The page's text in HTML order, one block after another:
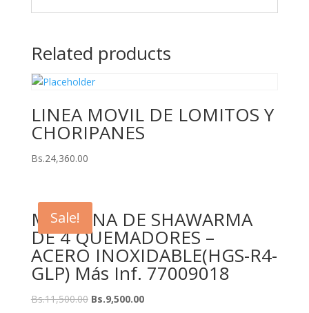
Related products
LINEA MOVIL DE LOMITOS Y
CHORIPANES
Bs.24,360.00
Sale!
MAQUINA DE SHAWARMA
DE 4 QUEMADORES –
ACERO INOXIDABLE(HGS-R4-
GLP) Más Inf. 77009018
Bs.11,500.00 Bs.9,500.00